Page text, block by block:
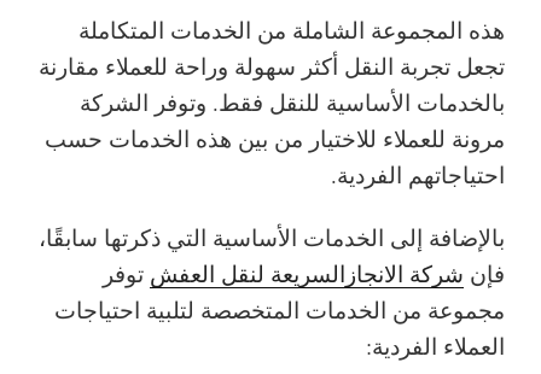
هذه المجموعة الشاملة من الخدمات المتكاملة
تجعل تجربة النقل أكثر سهولة وراحة للعملاء مقارنة
بالخدمات الأساسية للنقل فقط. وتوفر الشركة
مرونة للعملاء للاختيار من بين هذه الخدمات حسب
احتياجاتهم الفردية.
بالإضافة إلى الخدمات الأساسية التي ذكرتها سابقًا،
فإن شركة الانجازالسريعة لنقل العفش توفر
مجموعة من الخدمات المتخصصة لتلبية احتياجات
العملاء الفردية: